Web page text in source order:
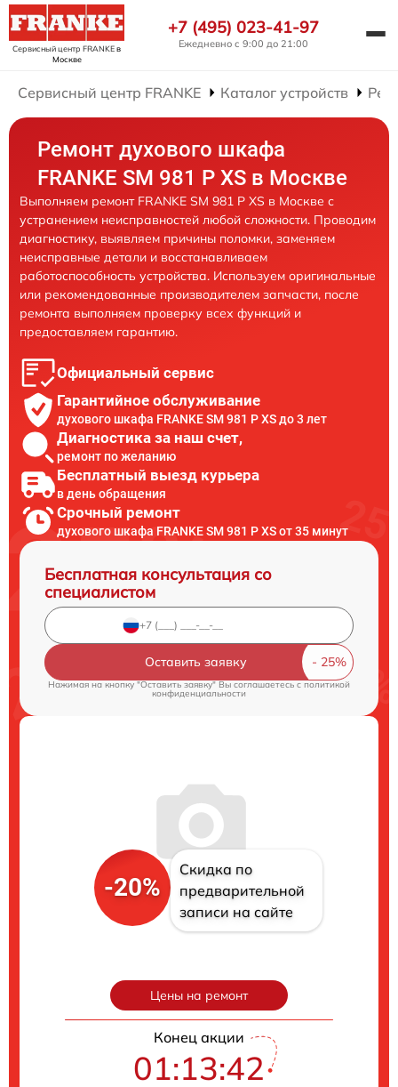
Сервисный центр FRANKEв
Москве
+7 (495) 023-41-97
Ежедневно с 9:00 до 21:00
Сервисный центр FRANKE Каталог устройств
Ремонт духового шкафа
FRANKE SM 981 P XS в Москве
Выполняем ремонт FRANKE SM 981 P XS в Москве с
устранением неисправностей любой сложности. Проводим
диагностику, выявляем причины поломки, заменяем
неисправные детали и восстанавливаем
работоспособность устройства. Используем оригинальные
или рекомендованные производителем запчасти, после
ремонта выполняем проверку всех функций и
предоставляем гарантию.
Официальный сервис
Гарантийное обслуживание
духового шкафа FRANKE SM 981 P XS до 3 лет
Диагностика за наш счет,
ремонт по желанию
Бесплатный выезд курьера
в день обращения
Срочный ремонт
духового шкафа FRANKE SM 981 P XS от 35 минут
Бесплатная консультация со
специалистом
Оставить заявку
Нажимая на кнопку "Оставить заявку" Вы соглашаетесь cполитикой
конфиденциальности
-20%
Скидка по
предварительной
записи на сайте
Цены на ремонт
Конец акции
01:13:41